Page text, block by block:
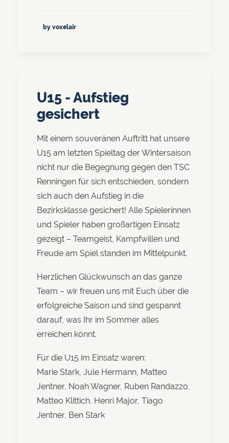
by voxelair
U15 - Aufstieg
gesichert
Mit einem souveränen Auftritt hat unsere
U15 am letzten Spieltag der Wintersaison
nicht nur die Begegnung gegen den TSC
Renningen für sich entschieden, sondern
sich auch den Aufstieg in die
Bezirksklasse gesichert! Alle Spielerinnen
und Spieler haben großartigen Einsatz
gezeigt – Teamgeist, Kampfwillen und
Freude am Spiel standen im Mittelpunkt.
Herzlichen Glückwunsch an das ganze
Team – wir freuen uns mit Euch über die
erfolgreiche Saison und sind gespannt
darauf, was Ihr im Sommer alles
erreichen könnt.
Für die U15 im Einsatz waren:
Marie Stark, Jule Hermann, Matteo
Jentner, Noah Wagner, Ruben Randazzo,
Matteo Klittich, Henri Major, Tiago
Jentner, Ben Stark